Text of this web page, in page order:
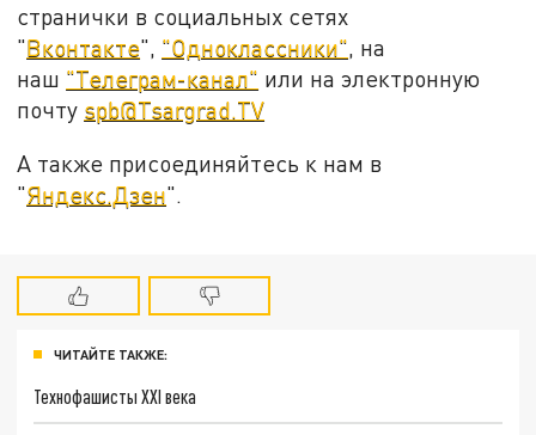
странички в социальных сетях
"Вконтакте", "Одноклассники" , на
наш "Телеграм-канал" или на электронную
почту spb@Tsargrad.TV
А также присоединяйтесь к нам в
"Яндекс.Дзен".
ЧИТАЙТЕ ТАКЖЕ:
Технофашисты XXI века